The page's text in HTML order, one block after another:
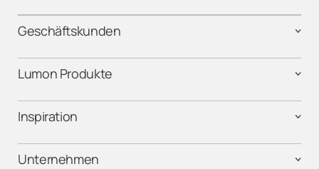
Geschäftskunden
Lumon Produkte
Inspiration
Unternehmen